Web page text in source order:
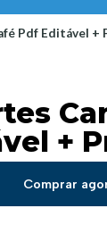
Pdf Editável +
+
Comprar